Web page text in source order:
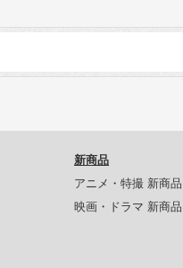
新商品
アニメ・特撮 新商品
映画・ドラマ 新商品